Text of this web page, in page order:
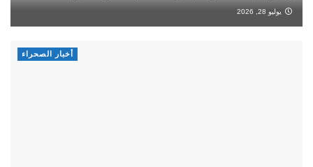
يوليو 28, 2026
أخبار الصحراء